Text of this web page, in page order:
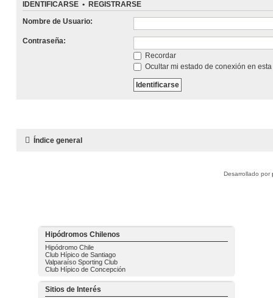
IDENTIFICARSE • REGISTRARSE
Nombre de Usuario:
Contraseña:
Recordar
Ocultar mi estado de conexión en
Índice general
Desarrollado por
Hipódromos Chilenos
Hipódromo Chile
Club Hípico de Santiago
Valparaíso Sporting Club
Club Hípico de Concepción
Sitios de Interés